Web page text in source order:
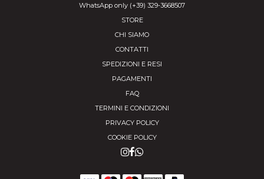
WhatsApp only (+39) 329-3668507
STORE
CHI SIAMO
CONTATTI
SPEDIZIONI E RESI
PAGAMENTI
FAQ
TERMINI E CONDIZIONI
PRIVACY POLICY
COOKIE POLICY